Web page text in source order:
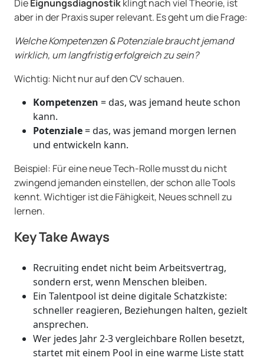
DieEignungsdiagnostikklingt nach viel Theorie, ist
aber in der Praxis super relevant. Es geht um die Frage:
Welche Kompetenzen & Potenziale braucht jemand
wirklich, um langfristig erfolgreich zu sein?
Wichtig: Nicht nur auf den CV schauen.
Kompetenzen = das, was jemand heute schon
kann.
Potenziale= das, was jemand morgen lernen
und entwickeln kann.
Beispiel: Für eine neue Tech-Rolle musst du nicht
zwingend jemanden einstellen, der schon alle Tools
kennt. Wichtiger ist die Fähigkeit, Neues schnell zu
lernen.
Key Take Aways
Recruiting endet nicht beim Arbeitsvertrag,
sondern erst, wenn Menschen bleiben.
Ein Talentpool ist deine digitale Schatzkiste:
schneller reagieren, Beziehungen halten, gezielt
ansprechen.
Wer jedes Jahr 2-3 vergleichbare Rollen besetzt,
startet mit einem Pool in eine warme Liste statt